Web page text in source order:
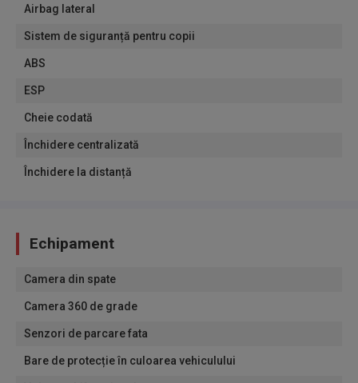
Airbag lateral
Sistem de siguranță pentru copii
ABS
ESP
Cheie codată
Închidere centralizată
Închidere la distanță
Echipament
Camera din spate
Camera 360 de grade
Senzori de parcare fata
Bare de protecție în culoarea vehiculului